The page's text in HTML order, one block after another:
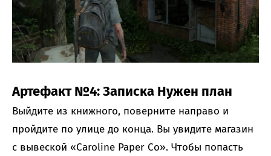
Артефакт №4: Записка Нужен план
Выйдите из книжного, поверните направо и
пройдите по улице до конца. Вы увидите магазин
с вывеской «Caroline Paper Co». Чтобы попасть